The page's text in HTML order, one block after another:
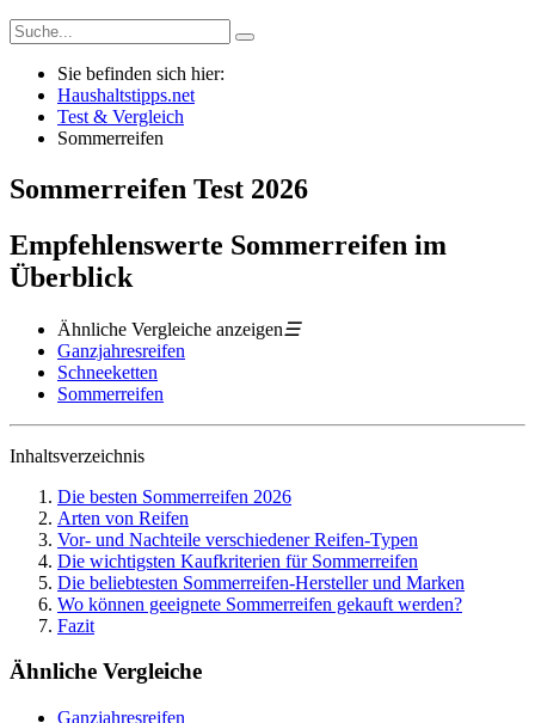
Sie befinden sich hier:
Haushaltstipps.net
Test & Vergleich
Sommerreifen
Sommerreifen Test 2026
Empfehlenswerte Sommerreifen im
Überblick
Ähnliche Vergleiche anzeigen☰
Ganzjahresreifen
Schneeketten
Sommerreifen
Inhaltsverzeichnis
Die besten Sommerreifen 2026
Arten von Reifen
Vor- und Nachteile verschiedener Reifen-Typen
Die wichtigsten Kaufkriterien für Sommerreifen
Die beliebtesten Sommerreifen-Hersteller und Marken
Wo können geeignete Sommerreifen gekauft werden?
Fazit
Ähnliche Vergleiche
Ganzjahresreifen